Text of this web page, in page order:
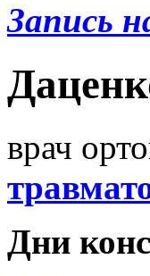
Запись
врач
Дни